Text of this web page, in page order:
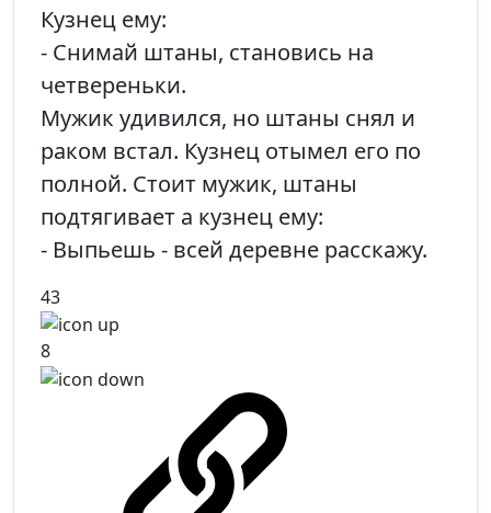
Кузнец ему:
- Снимай штаны, становись на
четвереньки.
Мужик удивился, но штаны снял и
раком встал. Кузнец отымел его по
полной. Стоит мужик, штаны
подтягивает а кузнец ему:
- Выпьешь - всей деревне расскажу.
43
8